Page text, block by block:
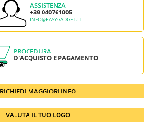
ASSISTENZA
+39 040761005
INFO@EASYGADGET.IT
PROCEDURA
D'ACQUISTO E PAGAMENTO
RICHIEDI MAGGIORI INFO
VALUTA IL TUO LOGO